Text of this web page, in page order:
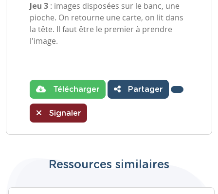
Jeu 3 : images disposées sur le banc, une
pioche. On retourne une carte, on lit dans
la tête. Il faut être le premier à prendre
l'image.
Télécharger Partager
Signaler
Ressources similaires